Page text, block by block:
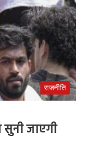
राजनीति
जाएगी